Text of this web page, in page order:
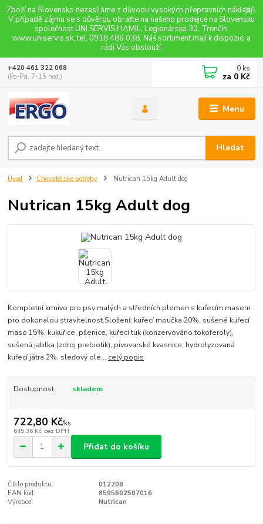
Zboží na Slovensko nezasíláme z důvodu vysokých přepravních nákladů.
V případě zájmu se s důvěrou obraťte na našeho prodejce na Slovensku
společnost UNI SERVIS HAMIL, Legionárska 30, Trenčín,
www.uniservis.sk, tel. 0918 486 038. Náš sortiment mají k dispozici a
rádi Vás obslouží.
Menu
Hledat
+420 461 322 068
(Po-Pá, 7-15 hod.)
0 ks
za 0 Kč
Úvod Chovatelské potřeby Nutrican 15kg Adult dog
Nutrican 15kg Adult dog
Kompletní krmivo pro psy malých a středních plemen s kuřecím masem
pro dokonalou stravitelnost.Složení: kuřecí moučka 20%, sušené kuřecí
maso 15%, kukuřice, pšenice, kuřecí tuk (konzervováno tokoferoly),
sušená jablka (zdroj prebiotik), pivovarské kvasnice, hydrolyzovaná
kuřecí játra 2%, sleďový ole... celý popis
Dostupnost skladem
722,80 Kč/ks
645,36 Kč bez DPH
Přidat do košíku
Číslo produktu:
012208
EAN kód:
8595602507016
Výrobce:
Nutrican